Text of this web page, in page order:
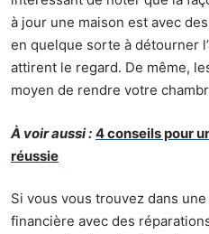
à jour une maison est avec
en quelque sorte à détourner
attirent le regard. De même,
moyen de rendre votre
À voir aussi : 4 conseils pour
réussie
Si vous vous trouvez dans
financière avec des